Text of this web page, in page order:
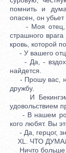
помнить и
опасен, он убьет
- Моя отец, -
страшного
кровь, которой
- У вашего
- Да, -
найдется.
- Прошу вас, не
дружбу.
И Бекингэм
удовольствием
- В нашем
кого любят. Вы
- Да, герцог,
XL. ЧТО
Ничто больше